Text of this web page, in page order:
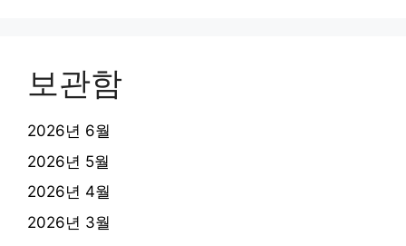
보관함
2026년 6월
2026년 5월
2026년 4월
2026년 3월